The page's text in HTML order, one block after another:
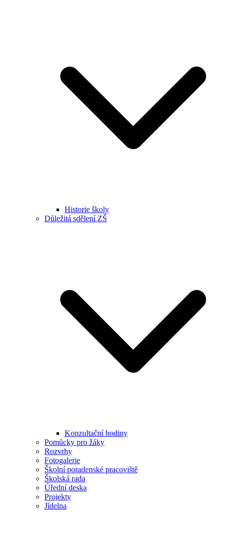
Historie školy
Důležitá sdělení ZŠ
Konzultační hodiny
Pomůcky pro žáky
Rozvrhy
Fotogalerie
Školní poradenské pracoviště
Školská rada
Úřední deska
Projekty
Jídelna